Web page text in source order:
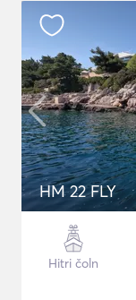
HM 22 FLY
Hitri čoln